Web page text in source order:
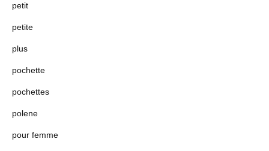
petit
petite
plus
pochette
pochettes
polene
pour femme